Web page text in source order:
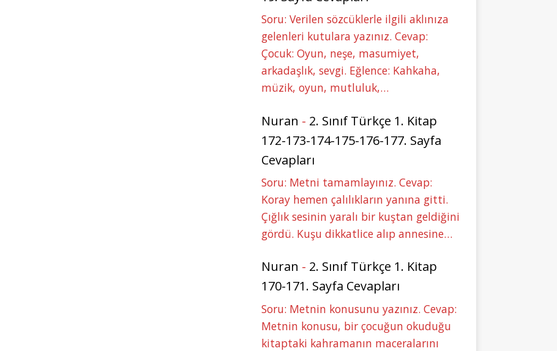
Soru: Verilen sözcüklerle ilgili aklınıza
gelenleri kutulara yazınız. Cevap:
Çocuk: Oyun, neşe, masumiyet,
arkadaşlık, sevgi. Eğlence: Kahkaha,
müzik, oyun, mutluluk,…
Nuran - 2. Sınıf Türkçe 1. Kitap
172-173-174-175-176-177. Sayfa
Cevapları
Soru: Metni tamamlayınız. Cevap:
Koray hemen çalılıkların yanına gitti.
Çığlık sesinin yaralı bir kuştan geldiğini
gördü. Kuşu dikkatlice alıp annesine…
Nuran - 2. Sınıf Türkçe 1. Kitap
170-171. Sayfa Cevapları
Soru: Metnin konusunu yazınız. Cevap:
Metnin konusu, bir çocuğun okuduğu
kitaptaki kahramanın maceralarını